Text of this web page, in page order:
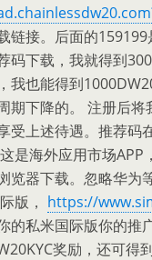
链接。后面的159199
码下载，我就得到
我也能得到
期下降的。 注册后将
受上述待遇。推荐码
是海外应用市场APP
览器下载。忽略华为
版， https://
的私米国际版你的推
奖励，还可得